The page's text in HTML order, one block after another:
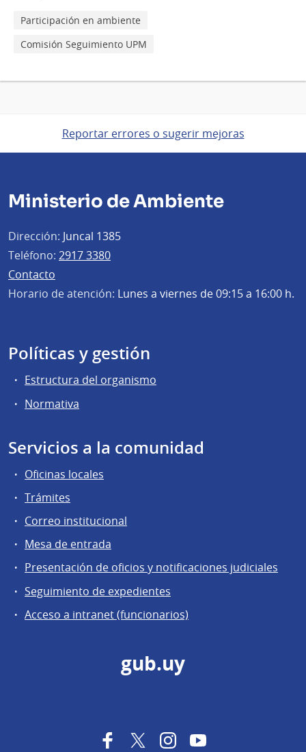
Participación en ambiente
Comisión Seguimiento UPM
Reportar errores o sugerir mejoras
Ministerio de Ambiente
Dirección: Juncal 1385
Teléfono: 2917 3380
Contacto
Horario de atención: Lunes a viernes de 09:15 a 16:00 h.
Políticas y gestión
Estructura del organismo
Normativa
Servicios a la comunidad
Oficinas locales
Trámites
Correo institucional
Mesa de entrada
Presentación de oficios y notificaciones judiciales
Seguimiento de expedientes
Acceso a intranet (funcionarios)
gub.uy
FacebookTwitterInstagramYouTube